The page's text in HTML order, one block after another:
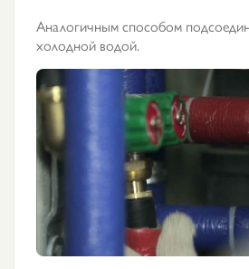
Аналогичным способом
холодной водой.